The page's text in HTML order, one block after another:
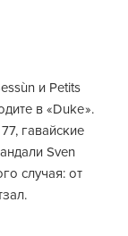
и Petits
в «Duke».
гавайские
Sven
случая: от